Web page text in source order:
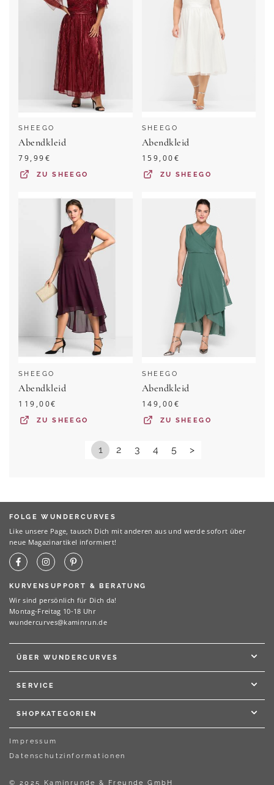
SHEEGO
Abendkleid
79,99€
ZUSHEEGO
SHEEGO
Abendkleid
159,00€
ZU SHEEGO
SHEEGO
Abendkleid
119,00€
ZUSHEEGO
SHEEGO
Abendkleid
149,00€
ZU SHEEGO
1 2 3 4 5 >
FOLGE WUNDERCURVES
Like unsere Page, tausch Dich mit anderen aus und werde sofort über
neue Magazinartikel informiert!
KURVENSUPPORT & BERATUNG
Wir sind persönlich für Dich da!
Montag-Freitag 10-18 Uhr
wundercurves@kaminrun.de
ÜBER WUNDERCURVES
SERVICE
SHOPKATEGORIEN
Impressum
Datenschutzinformationen
© 2025 Kaminrunde & Freunde GmbH